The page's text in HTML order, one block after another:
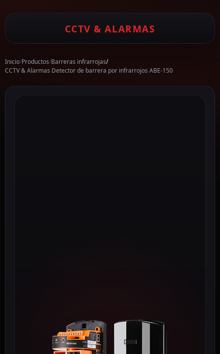
CCTV & ALARMAS
Inicio/Productos/Barreras infrarrojas/
CCTV & Alarmas Detector de barrera por infrarrojos ABE-150